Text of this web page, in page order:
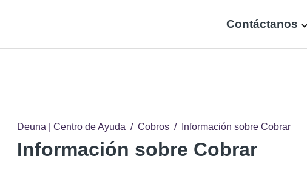
Contáctanos
Deuna | Centro de Ayuda Cobros Información sobre Cobrar
Información sobre Cobrar